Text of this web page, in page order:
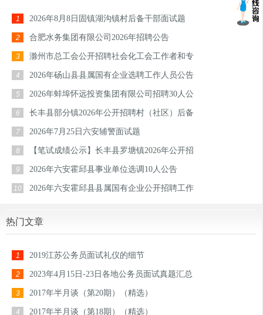
1 2026年8月8日固镇湖沟镇村后备干部面试题
2 合肥水务集团有限公司2026年招聘公告
3 滁州市总工会公开招聘社会化工会工作者和专
4 2026年砀山县县属国有企业选聘工作人员公告
5 2026年蚌埠怀远投资集团有限公司招聘30人公
6 长丰县部分镇2026年公开招聘村（社区）后备
7 2026年7月25日六安辅警面试题
8 【笔试成绩公示】长丰县罗塘镇2026年公开招
9 2026年六安霍邱县事业单位选调10人公告
10 2026年六安霍邱县县属国有企业公开招聘工作
热门文章
1 2019江苏公务员面试礼仪的细节
2 2023年4月15日-23日各地公务员面试真题汇总
3 2017年半月谈（第20期）（精选）
4 2017年半月谈（第18期）（精选）